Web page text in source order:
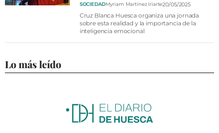
SOCIEDADMyriam Martínez Iriarte20/05/2025
Cruz Blanca Huesca organiza una jornada
sobre esta realidad y la importancia de la
inteligencia emocional
Lo más leído